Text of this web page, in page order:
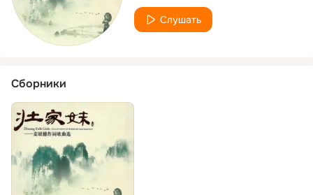
Слушать
Сборники